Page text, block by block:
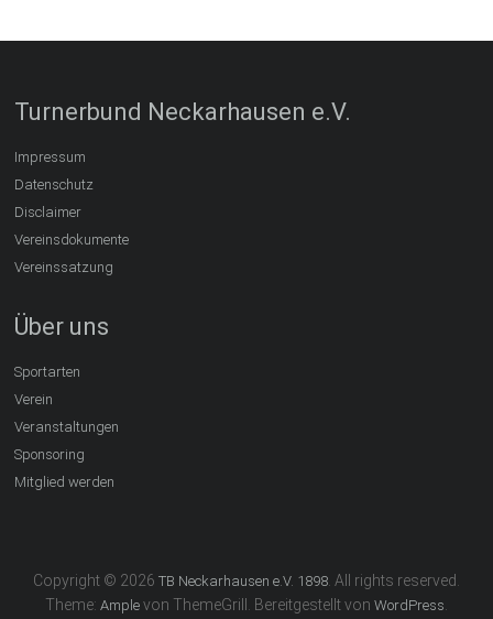
Turnerbund Neckarhausen e.V.
Impressum
Datenschutz
Disclaimer
Vereinsdokumente
Vereinssatzung
Über uns
Sportarten
Verein
Veranstaltungen
Sponsoring
Mitglied werden
Copyright © 2026 TB Neckarhausen e.V. 1898. All rights reserved.
Theme: Amplevon ThemeGrill. Bereitgestellt von WordPress